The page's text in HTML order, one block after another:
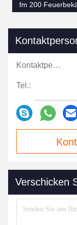
fm 200
Kontaktpersonen:
Tel.:
Verschicken